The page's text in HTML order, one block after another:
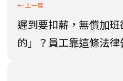
遲到要扣薪，無償加
的」？員工靠這條法